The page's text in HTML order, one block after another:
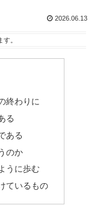
2026.06.13
す。
終わりに
る
ある
のか
うに歩む
ているもの